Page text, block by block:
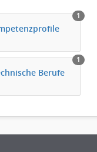
1
Berufe
1